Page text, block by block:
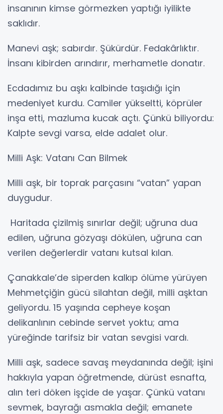
insanının kimse görmezken yaptığı iyilikte
saklıdır.
Manevi aşk; sabırdır. Şükürdür. Fedakârlıktır.
İnsanı kibirden arındırır, merhametle donatır.
Ecdadımız bu aşkı kalbinde taşıdığı için
medeniyet kurdu. Camiler yükseltti, köprüler
inşa etti, mazluma kucak açtı. Çünkü biliyordu:
Kalpte sevgi varsa, elde adalet olur.
Milli Aşk: Vatanı Can Bilmek
Milli aşk, bir toprak parçasını “vatan” yapan
duygudur.
Haritada çizilmiş sınırlar değil; uğruna dua
edilen, uğruna gözyaşı dökülen, uğruna can
verilen değerlerdir vatanı kutsal kılan.
Çanakkale’de siperden kalkıp ölüme yürüyen
Mehmetçiğin gücü silahtan değil, milli aşktan
geliyordu. 15 yaşında cepheye koşan
delikanlının cebinde servet yoktu; ama
yüreğinde tarifsiz bir vatan sevgisi vardı.
Milli aşk, sadece savaş meydanında değil; işini
hakkıyla yapan öğretmende, dürüst esnafta,
alın teri döken işçide de yaşar. Çünkü vatanı
sevmek, bayrağı asmakla değil; emanete